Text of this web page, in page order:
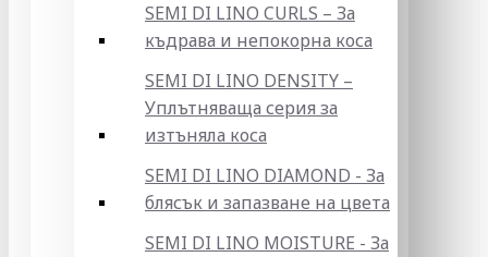
SEMI DI LINO CURLS – За
къдрава и непокорна коса
SEMI DI LINO DENSITY –
Уплътняваща серия за
изтъняла коса
SEMI DI LINO DIAMOND - За
блясък и запазване на цвета
SEMI DI LINO MOISTURE - За